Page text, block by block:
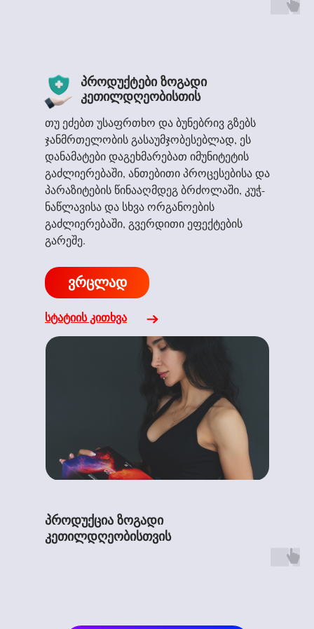
თუ ეძებთ უსაფრთხო და ბუნებრივ გზებს
ჯანმრთელობის გასაუმჯობესებლად, ეს
დანამატები დაგეხმარებათ იმუნიტეტის
გაძლიერებაში, ანთებითი პროცესებისა და
პარაზიტების წინააღმდეგ ბრძოლაში, კუჭ-
ნაწლავისა და სხვა ორგანოების
გაძლიერებაში, გვერდითი ეფექტების
გარეშე.
პროდუქტები ზოგადი
კეთილდღეობისთის
სტატიის კითხვა
ვრცლად
პროდუქცია ზოგადი
კეთილდღეობისთვის